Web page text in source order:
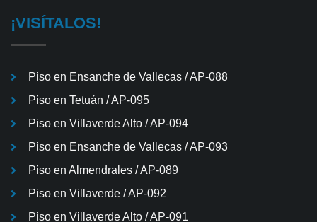
¡VISÍTALOS!
Piso en Ensanche de Vallecas / AP-088
Piso en Tetuán / AP-095
Piso en Villaverde Alto / AP-094
Piso en Ensanche de Vallecas / AP-093
Piso en Almendrales / AP-089
Piso en Villaverde / AP-092
Piso en Villaverde Alto / AP-091